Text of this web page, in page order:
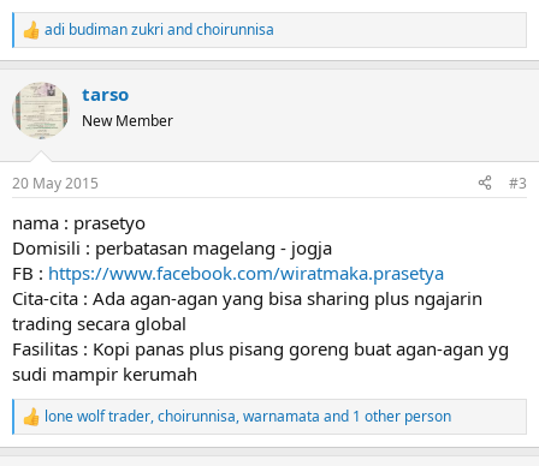
R
e
c
t
i
s
adi budiman zukri andchoirunnisa
tarso
New Member
20 May 2015 #3
nama : prasetyo
Domisili : perbatasan magelang - jogja
FB : https://www.facebook.com/wiratmaka.prasetya
Cita-cita : Ada agan-agan yang bisa sharing plus ngajarin
trading secara global
Fasilitas : Kopi panas plus pisang goreng buat agan-agan yg
sudi mampir kerumah
R
e
lone wolf trader,choirunnisa,warnamata and 1 other person